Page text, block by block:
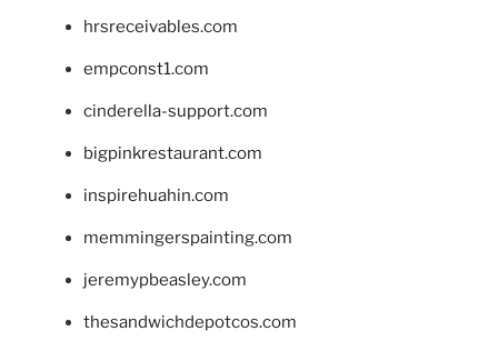
hrsreceivables.com
empconst1.com
cinderella-support.com
bigpinkrestaurant.com
inspirehuahin.com
memmingerspainting.com
jeremypbeasley.com
thesandwichdepotcos.com